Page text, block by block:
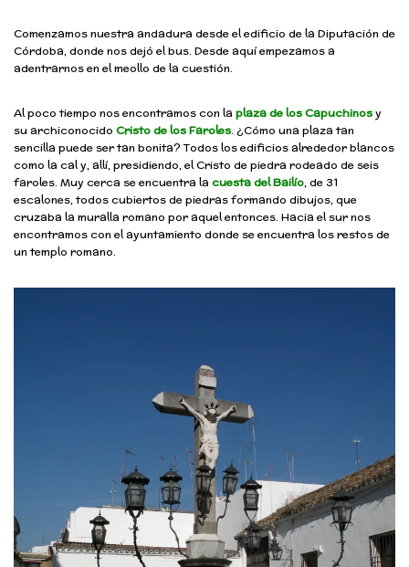
Comenzamos nuestra andadura desde el edificio de la Diputación de
Córdoba, donde nos dejó el bus. Desde aquí empezamos a
adentrarnos en el meollo de la cuestión.
Al poco tiempo nos encontramos con la plaza de los Capuchinosy
su archiconocido Cristo de los Faroles. ¿Cómo una plaza tan
sencilla puede ser tan bonita? Todos los edificios alrededor blancos
como la cal y, allí, presidiendo, el Cristo de piedra rodeado de seis
faroles. Muy cerca se encuentra la cuesta del Bailío, de 31
escalones, todos cubiertos de piedras formando dibujos, que
cruzaba la muralla romano por aquel entonces. Hacia el sur nos
encontramos con el ayuntamiento donde se encuentra los restos de
un templo romano.